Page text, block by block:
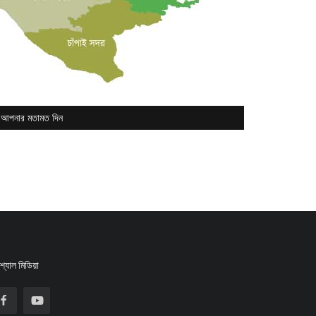
আপনার মতামত দিন
মিডিয়া